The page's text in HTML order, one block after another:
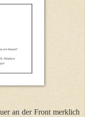
an der Front merklich